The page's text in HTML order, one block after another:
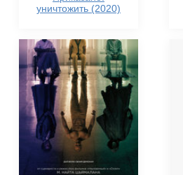
уничтожить (2020)